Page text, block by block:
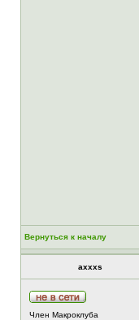
Вернуться к началу
axxxs
Член Макроклуба